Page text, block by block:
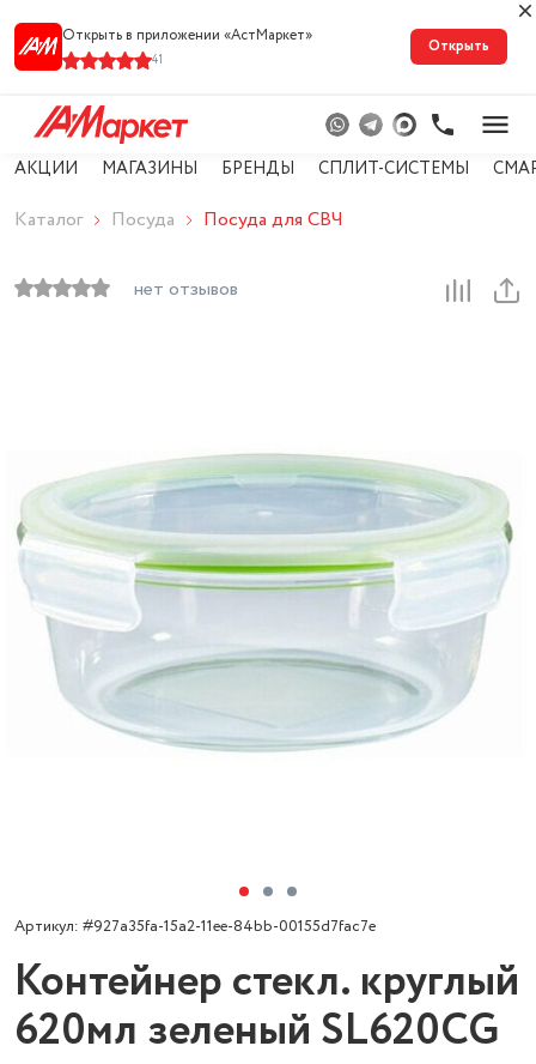
Открыть в приложении «АстМарке‪т‬»
41
Открыть
АКЦИИ МАГАЗИНЫ БРЕНДЫ СПЛИТ-СИСТЕМЫ
Каталог Посуда Посуда для СВЧ
нет отзывов
Артикул: #927a35fa-15a2-11ee-84bb-00155d7fac7e
Контейнер стекл. круглый
620мл зеленый SL620CG